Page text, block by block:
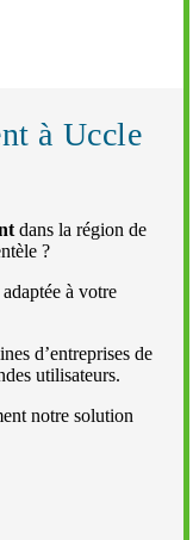
à Uccle
dans la région de
?
à votre
d’entreprises de
utilisateurs.
notre solution